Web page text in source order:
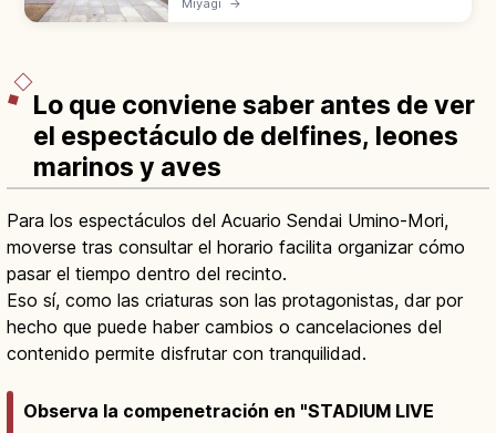
Se alza en el monte Ichimori, a 30 min en JR
Miyagi →
Lo que conviene saber antes de ver
el espectáculo de delfines, leones
marinos y aves
Para los espectáculos del Acuario Sendai Umino-Mori,
moverse tras consultar el horario facilita organizar cómo
pasar el tiempo dentro del recinto.
Eso sí, como las criaturas son las protagonistas, dar por
hecho que puede haber cambios o cancelaciones del
contenido permite disfrutar con tranquilidad.
Observa la compenetración en "STADIUM LIVE